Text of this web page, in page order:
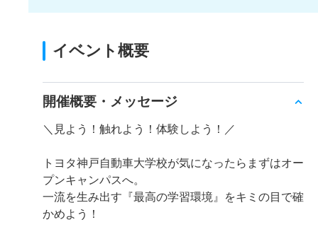
イベント概要
開催概要・メッセージ
＼見よう！触れよう！体験しよう！／
トヨタ神戸自動車大学校が気になったらまずはオー
プンキャンパスへ。
一流を生み出す『最高の学習環境』をキミの目で確
かめよう！